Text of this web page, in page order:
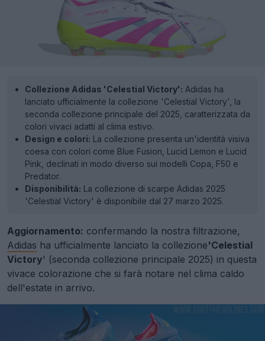
Collezione Adidas 'Celestial Victory': Adidas ha
lanciato ufficialmente la collezione 'Celestial Victory', la
seconda collezione principale del 2025, caratterizzata da
colori vivaci adatti al clima estivo.
Design e colori: La collezione presenta un'identità visiva
coesa con colori come Blue Fusion, Lucid Lemon e Lucid
Pink, declinati in modo diverso sui modelli Copa, F50 e
Predator.
Disponibilità: La collezione di scarpe Adidas 2025
'Celestial Victory' è disponibile dal 27 marzo 2025.
Aggiornamento: confermando la nostra filtrazione,
Adidas ha ufficialmente lanciato la collezione'Celestial
Victory' (seconda collezione principale 2025) in questa
vivace colorazione che si farà notare nel clima caldo
dell'estate in arrivo.